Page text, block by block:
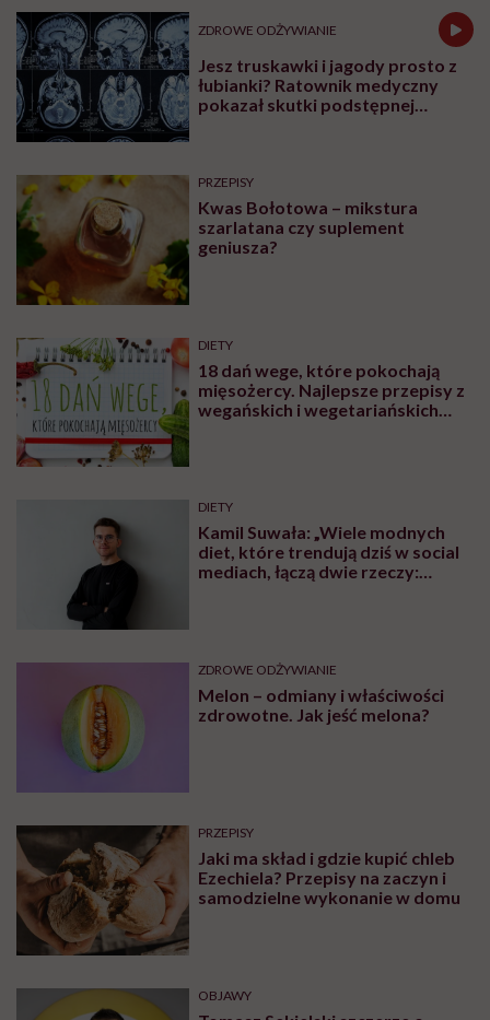
ZDROWE ODŻYWIANIE
Jesz truskawki i jagody prosto z
łubianki? Ratownik medyczny
pokazał skutki podstępnej
PRZEPISY
Kwas Bołotowa – mikstura
szarlatana czy suplement
geniusza?
DIETY
18 dań wege, które pokochają
mięsożercy. Najlepsze przepisy z
wegańskich i wegetariańskich
DIETY
Kamil Suwała: „Wiele modnych
diet, które trendują dziś w social
mediach, łączą dwie rzeczy:
ZDROWE ODŻYWIANIE
Melon – odmiany i właściwości
zdrowotne. Jak jeść melona?
PRZEPISY
Jaki ma skład i gdzie kupić chleb
Ezechiela? Przepisy na zaczyn i
samodzielne wykonanie w domu
OBJAWY